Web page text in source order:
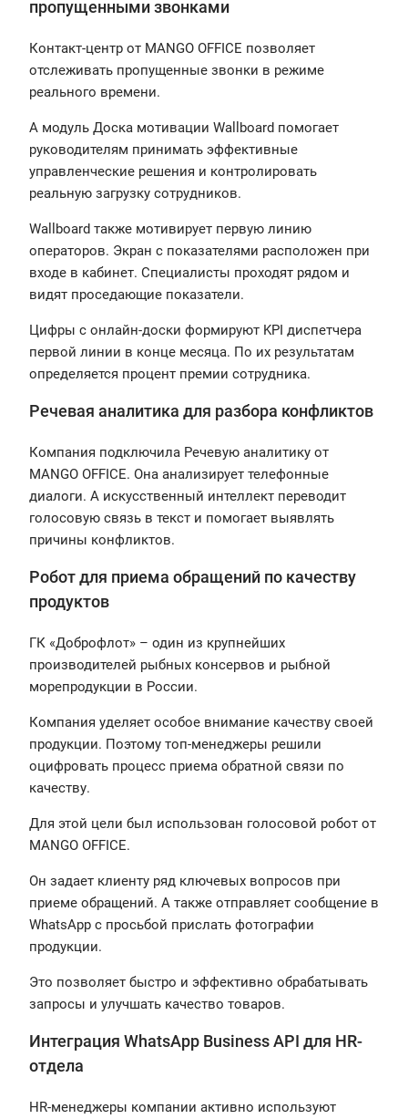
пропущенными звонками
Контакт-центр от MANGO OFFICE позволяет
отслеживать пропущенные звонки в режиме
реального времени.
А модуль Доска мотивации Wallboard помогает
руководителям принимать эффективные
управленческие решения и контролировать
реальную загрузку сотрудников.
Wallboard также мотивирует первую линию
операторов. Экран с показателями расположен при
входе в кабинет. Специалисты проходят рядом и
видят проседающие показатели.
Цифры с онлайн-доски формируют KPI диспетчера
первой линии в конце месяца. По их результатам
определяется процент премии сотрудника.
Речевая аналитика для разбора конфликтов
Компания подключила Речевую аналитику от
MANGO OFFICE. Она анализирует телефонные
диалоги. А искусственный интеллект переводит
голосовую связь в текст и помогает выявлять
причины конфликтов.
Робот для приема обращений по качеству
продуктов
ГК «Доброфлот» – один из крупнейших
производителей рыбных консервов и рыбной
морепродукции в России.
Компания уделяет особое внимание качеству своей
продукции. Поэтому топ-менеджеры решили
оцифровать процесс приема обратной связи по
качеству.
Для этой цели был использован голосовой робот от
MANGO OFFICE.
Он задает клиенту ряд ключевых вопросов при
приеме обращений. А также отправляет сообщение в
WhatsApp с просьбой прислать фотографии
продукции.
Это позволяет быстро и эффективно обрабатывать
запросы и улучшать качество товаров.
Интеграция WhatsApp Business API для HR-
отдела
HR-менеджеры компании активно используют